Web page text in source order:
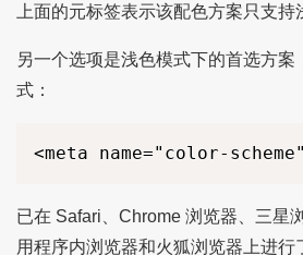
上面的元标签表示该配色方案只支持
另一个选项是浅色模式下的首选方案
式：
<meta name="color-scheme"
已在 Safari、Chrome 浏览器、三星
用程序内浏览器和火狐浏览器上进行